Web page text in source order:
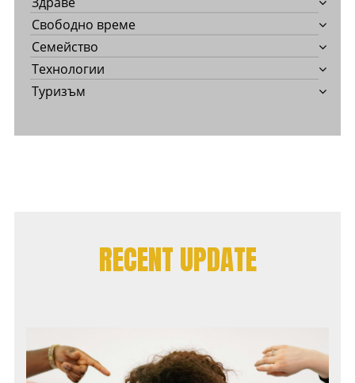
Свободно време
Семейство
Технологии
Туризъм
RECENT UPDATE